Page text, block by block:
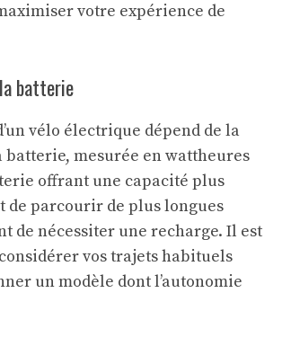
votre expérience de
batterie
vélo électrique dépend de la
batterie, mesurée en wattheures
offrant une capacité plus
de parcourir de plus longues
de nécessiter une recharge. Il est
vos trajets habituels
un modèle dont l’autonomie